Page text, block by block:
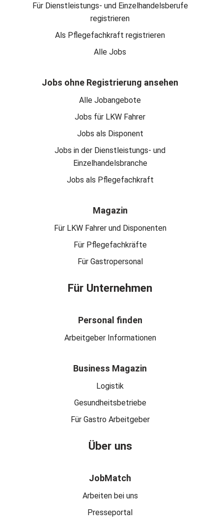
Für Dienstleistungs- und Einzelhandelsberufe
registrieren
Als Pflegefachkraft registrieren
Alle Jobs
Jobs ohne Registrierung ansehen
Alle Jobangebote
Jobs für LKW Fahrer
Jobs als Disponent
Jobs in der Dienstleistungs- und
Einzelhandelsbranche
Jobs als Pflegefachkraft
Magazin
Für LKW Fahrer und Disponenten
Für Pflegefachkräfte
Für Gastropersonal
Für Unternehmen
Personal finden
Arbeitgeber Informationen
Business Magazin
Logistik
Gesundheitsbetriebe
Für Gastro Arbeitgeber
Über uns
JobMatch
Arbeiten bei uns
Presseportal